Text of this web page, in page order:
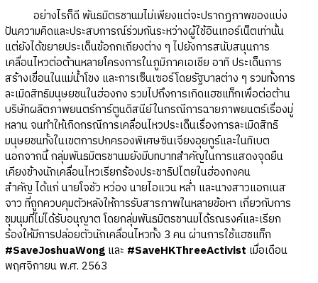
อย่างไรก็ดี พันธมิตรชานมไม่เพียงแต่จะปรากฏภาพของแบ่ง
ปันความคิดและประสบการณ์ร่วมกันระหว่างผู้ใช้อินเทอร์เน็ตเท่านั้น
แต่ยังได้ขยายประเด็นข้อถกเถียงต่าง ๆ ไปยังการสนับสนุนการ
เคลื่อนไหวต่อต้านหลายโครงการในภูมิภาคเอเชีย อาทิ ประเด็นการ
สร้างเขื่อนในแม่น้ำโขง และการเซ็นเซอร์โดยรัฐบาลต่าง ๆ รวมทั้งการ
ละเมิดสิทธิมนุษยชนในฮ่องกง รวมไปถึงการเกิดแฮชแท็กเพื่อต่อต้าน
บริษัทผลิตภาพยนตร์การ์ตูนดิสนีย์ในกรณีการฉายภาพยนตร์เรื่องมู่
หลาน จนทำให้เกิดกรณีการเคลื่อนไหวประเด็นเรื่องการละเมิดสิทธิ
มนุษยชนทั้งในเขตการปกครองพิเศษซินเจียงอุยกูร์และในทิเบต
นอกจากนี้ กลุ่มพันธมิตรชานมยังมีบทบาทสำคัญในการแสดงจุดยืน
เคียงข้างนักเคลื่อนไหวเรียกร้องประชาธิปไตยในฮ่องกงคน
สำคัญ ได้แก่ นายโจชัว หว่อง นายไอแวน หล่ำ และนางสาวแอกเนส
จาว ที่ถูกควบคุมตัวหลังให้การรับสารภาพในหลายข้อหา เกี่ยวกับการ
ชุมนุมที่ไม่ได้รับอนุญาต โดยกลุ่มพันธมิตรชานมได้รณรงค์และเรียก
ร้องให้มีการปล่อยตัวนักเคลื่อนไหวทั้ง 3 คน ผ่านการใช้แฮชแท็ก
#SaveJoshuaWongและ #SaveHKThreeActivist เมื่อเดือน
พฤศจิกายน พ.ศ. 2563